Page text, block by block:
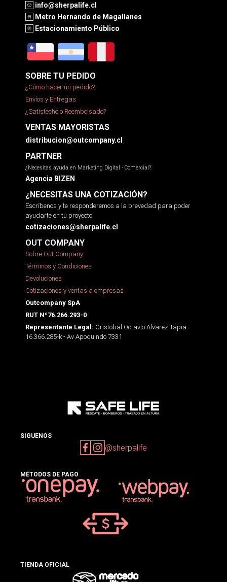
info@sherpalife.cl
Metro Hernando de Magallanes
Estacionamiento Público
SOBRE TU PEDIDO
¿Cómo hacer un pedido?
Envíos y Entregas
¿Satisfecho o Reembolsado?
VENTAS MAYORISTAS
distribucion@outcompany.cl
PARTNER
¿Necesitas ayuda en Marketing Digital - Comercial?
Agencia BIZEN
¿NECESITAS UNA COTIZACIÓN?
Escríbenos y te responderemos a la brevedad para poder
ayudarte en tu proyecto.
cotizaciones@sherpalife.cl
OUT COMPANY
Sobre Out Company
Términos y Condiciones
Devoluciones
Cotizaciones y ventas a empresas
Outcompany SpA
RUT Nº76.266.293-0
Representante Legal: Cristobal Octavio Alvarez Tapia -
16.366.285-k - Av Apoquindo 7331
SIGUENOS
@sherpalife
MÉTODOS DE PAGO
TIENDA OFICIAL